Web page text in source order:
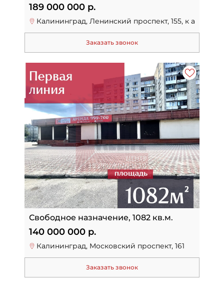
189 000 000 р.
Калининград, Ленинский проспект, 155, к а
Заказать звонок
Свободное назначение, 1082 кв.м.
140 000 000 р.
Калининград, Московский проспект, 161
Заказать звонок